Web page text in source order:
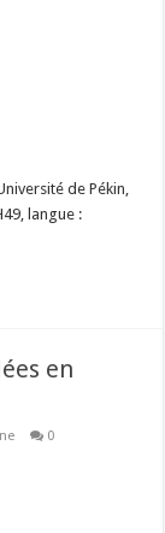
de Pékin,
langue :
en
0